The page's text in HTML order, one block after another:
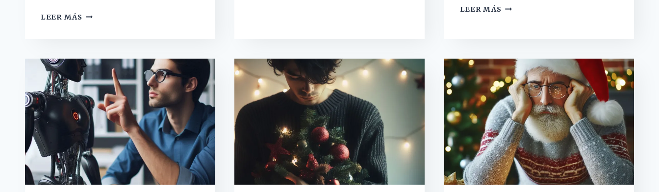
LEER MÁS ¿POR
EN
SITUACIONES
SOCIALES?
(Y
QUÉ
HACER
PARA
MANEJARLA)
LEER MÁS LOS
DE
LA
IA
EN
LA
PSICOLOGÍA